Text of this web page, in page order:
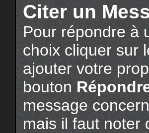
Citer un
Pour répondre à
choix cliquer sur
ajouter votre
bouton
message
mais il faut noter